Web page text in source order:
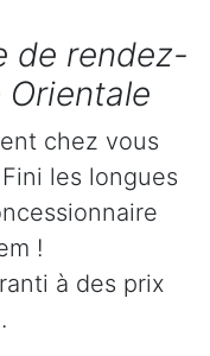
de rendez-
Orientale
chez vous
les longues
!
à des prix